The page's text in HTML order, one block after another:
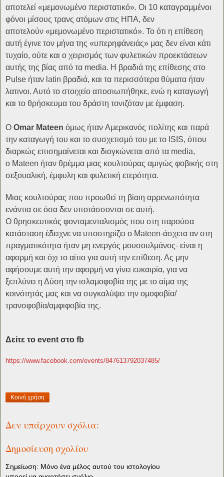
αποτελεί «μεμονωμένο περιστατικό». Οι 10 καταγραμμένοι
φόνοι μίσους τρανς ατόμων στις ΗΠΑ, δεν
αποτελούν «μεμονωμένο περιστατικό». Το ότι η επίθεση
αυτή έγινε τον μήνα της «υπερηφάνειάς» μας δεν είναι κάτι
τυχαίο, ούτε και ο χειρισμός των φυλετικών προεκτάσεων
αυτής της βίας από τα media. Η βραδιά της επίθεσης στο
Pulse ήταν latin βραδιά, και τα περισσότερα θύματα ήταν
λατινοι. Αυτό το στοιχείο αποσιωπήθηκε, ενώ η καταγωγή
και το θρήσκευμα του δράστη τονιζόταν με έμφαση.
Ο Omar Mateen όμως ήταν Αμερικανός πολίτης και παρά
την καταγωγή του και το συσχετισμό του με το ISIS, όπου
διαρκώς επισημαίνεται και διογκώνεται από τα media,
ο Mateen ήταν θρέμμα μιας κουλτούρας αμιγώς φοβικής στη
σεξουαλική, έμφυλη και φυλετική ετερότητα.
Μιας κουλτούρας που προωθεί τη βίαιη αρρενωπότητα
ενάντια σε όσα δεν υποτάσσονται σε αυτή.
Ο θρησκευτικός φονταμενταλισμός που στη παρούσα
κατάσταση έδειχνε να υποστηρίζει ο Mateen-άσχετα αν στη
πραγματικότητα ήταν μη ενεργός μουσουλμάνος- είναι η
αφορμή και όχι το αίτιο για αυτή την επίθεση. Ας μην
αφήσουμε αυτή την αφορμή να γίνει ευκαιρία, για να
ξεπλύνει η Δύση την ισλαμοφοβία της με το αίμα της
κοινότητάς μας και να συγκαλύψει την ομοφοβία/
τρανσφοβία/αμφιφοβία της.
Δείτε το event στο fb
https://www.facebook.com/events/847613792037485/
Κοινή χρήση
Δεν υπάρχουν σχόλια:
Δημοσίευση σχολίου
Σημείωση: Μόνο ένα μέλος αυτού του ιστολογίου